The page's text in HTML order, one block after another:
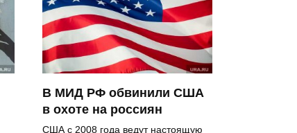
В МИД РФ обвинили США
в охоте на россиян
США с 2008 года ведут настоящую